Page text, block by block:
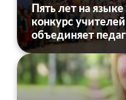
Пять лет на
конкурс
объединяет